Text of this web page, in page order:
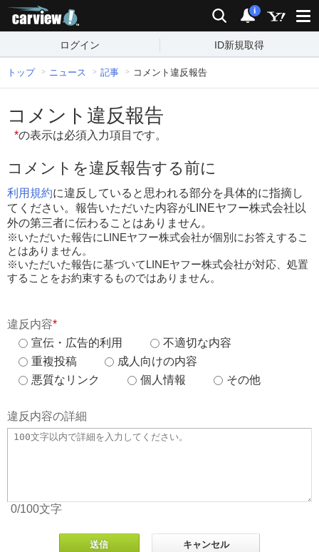
検索 通知
i
ログイン ID新規取得
トップ ニュース 記事 コメント違反報告
コメント違反報告
*の表示は必須入力項目です。
コメントを違反報告する前に
利用規約に違反していると思われる部分を具体的に指摘し
てください。報告いただいた内容がLINEヤフー株式会社以
外の第三者に伝わることはありません。
※いただいた報告にLINEヤフー株式会社が個別にお答えするこ
とはありません。
※いただいた報告に基づいてLINEヤフー株式会社が対応、処置
することをお約束するものではありません。
違反内容*
宣伝・広告的利用
不適切な内容
重複投稿
成人向けの内容
悪質なリンク
個人情報 その他
違反内容の詳細
0/100文字